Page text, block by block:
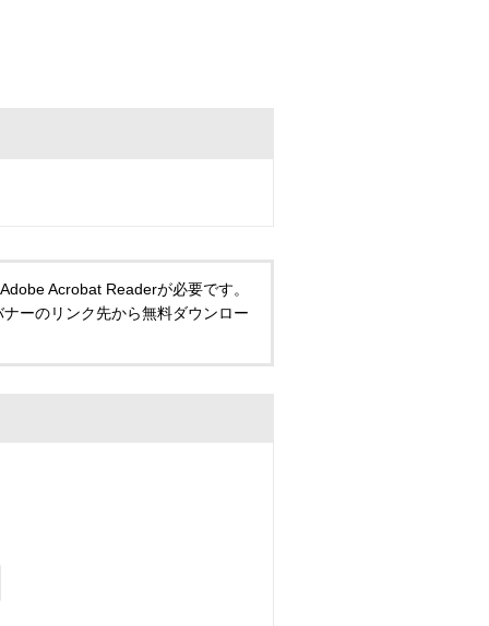
Acrobat Readerが必要です。
ーのリンク先から無料ダウンロー